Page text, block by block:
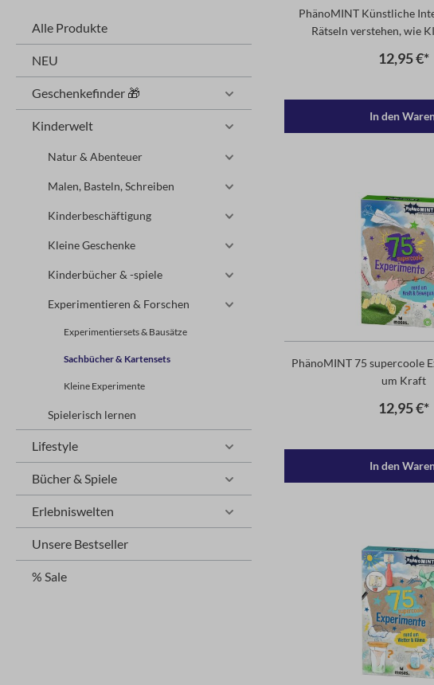
Alle Produkte
NEU
Geschenkefinder 🎁
Kinderwelt
Natur & Abenteuer
Malen, Basteln, Schreiben
Kinderbeschäftigung
Kleine Geschenke
Kinderbücher & -spiele
Experimentieren & Forschen
Experimentiersets & Bausätze
Sachbücher & Kartensets
Kleine Experimente
Spielerisch lernen
Lifestyle
Bücher & Spiele
Erlebniswelten
Unsere Bestseller
% Sale
PhänoMINT Künstliche
Rätseln verstehen, wie
12,95 €*
In den
PhänoMINT 75 supercoole
um Kraft
12,95 €*
In den